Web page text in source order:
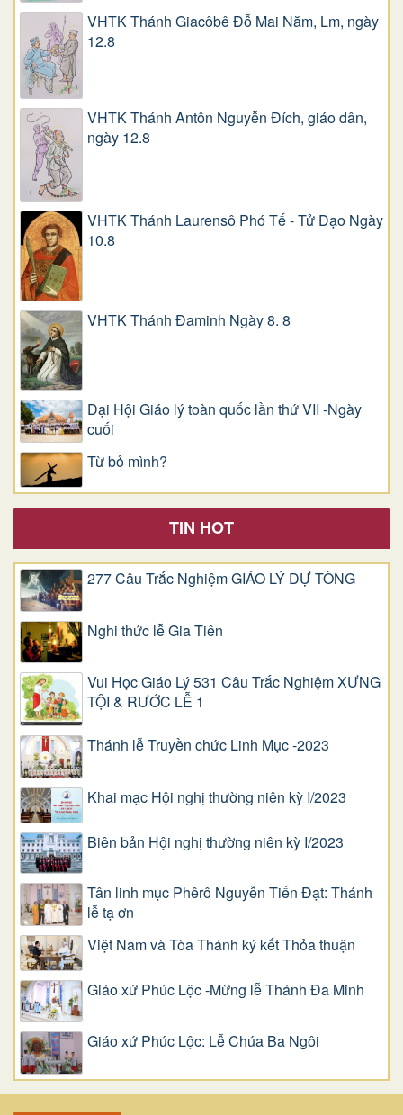
VHTK Thánh Giacôbê Ðỗ Mai Năm, Lm, ngày
12.8
VHTK Thánh Antôn Nguyễn Ðích, giáo dân,
ngày 12.8
VHTK Thánh Laurensô Phó Tế - Tử Đạo Ngày
10.8
VHTK Thánh Đaminh Ngày 8. 8
Đại Hội Giáo lý toàn quốc lần thứ VII -Ngày
cuối
Từ bỏ mình?
TIN HOT
277 Câu Trắc Nghiệm GIÁO LÝ DỰ TÒNG
Nghi thức lễ Gia Tiên
Vui Học Giáo Lý 531 Câu Trắc Nghiệm XƯNG
TỘI & RƯỚC LỄ 1
Thánh lễ Truyền chức Linh Mục -2023
Khai mạc Hội nghị thường niên kỳ I/2023
Biên bản Hội nghị thường niên kỳ I/2023
Tân linh mục Phêrô Nguyễn Tiến Đạt: Thánh
lễ tạ ơn
Việt Nam và Tòa Thánh ký kết Thỏa thuận
Giáo xứ Phúc Lộc -Mừng lễ Thánh Đa Minh
Giáo xứ Phúc Lộc: Lễ Chúa Ba Ngôi